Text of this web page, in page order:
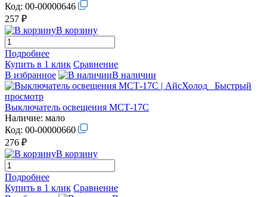
Код: 00-00000646
257 ₽
В корзину
Подробнее
Купить в 1 клик Сравнение
В избранное
В наличии
Быстрый
просмотр
Выключатель освещения МСТ-17С
Наличие: мало
Код: 00-00000660
276 ₽
В корзину
Подробнее
Купить в 1 клик Сравнение